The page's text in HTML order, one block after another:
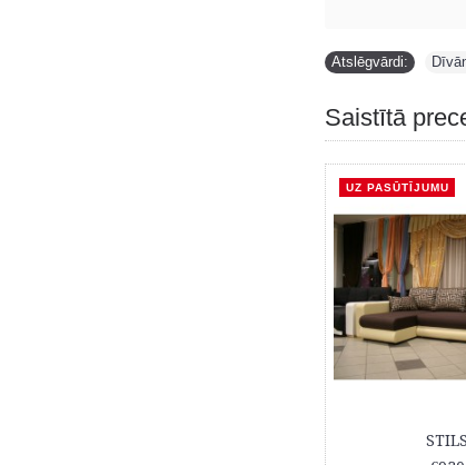
Atslēgvārdi:
Saistītā
UZ PASŪTĪJUMU